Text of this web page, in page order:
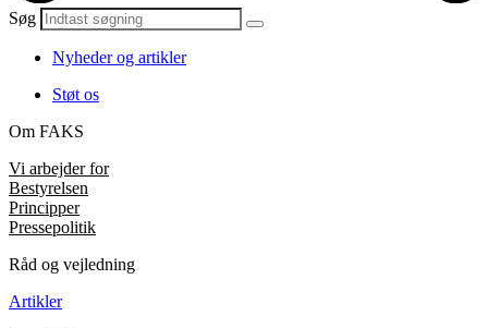
Søg
Nyheder og artikler
Støt os
Om FAKS
Vi arbejder for
Bestyrelsen
Principper
Pressepolitik
Råd og vejledning
Artikler